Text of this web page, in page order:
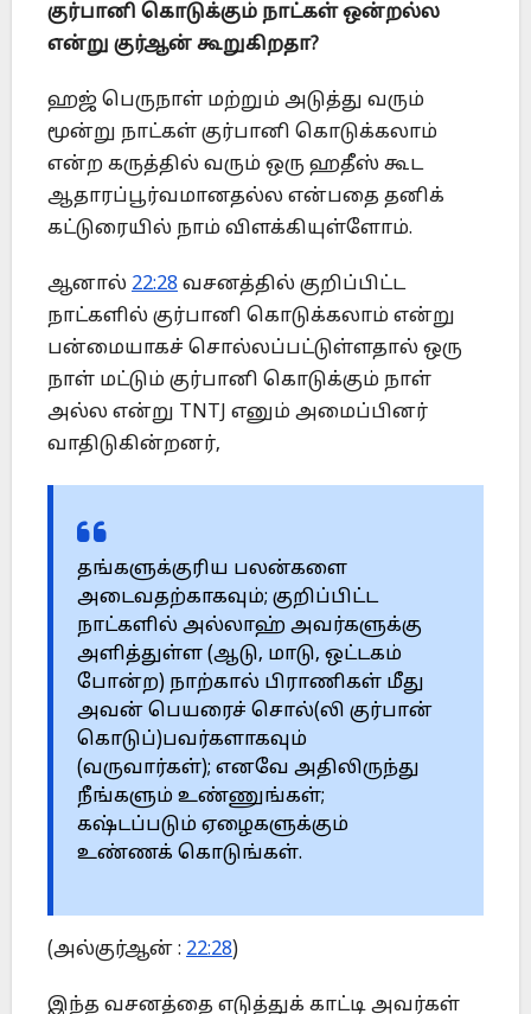
குர்பானி கொடுக்கும் நாட்கள் ஒன்றல்ல
என்று குர்ஆன் கூறுகிறதா?
ஹஜ் பெருநாள் மற்றும் அடுத்து வரும்
மூன்று நாட்கள் குர்பானி கொடுக்கலாம்
என்ற கருத்தில் வரும் ஒரு ஹதீஸ் கூட
ஆதாரப்பூர்வமானதல்ல என்பதை தனிக்
கட்டுரையில் நாம் விளக்கியுள்ளோம்.
ஆனால் 22:28 வசனத்தில் குறிப்பிட்ட
நாட்களில் குர்பானி கொடுக்கலாம் என்று
பன்மையாகச் சொல்லப்பட்டுள்ளதால் ஒரு
நாள் மட்டும் குர்பானி கொடுக்கும் நாள்
அல்ல என்று TNTJ எனும் அமைப்பினர்
வாதிடுகின்றனர்,
தங்களுக்குரிய பலன்களை
அடைவதற்காகவும்; குறிப்பிட்ட
நாட்களில் ‎அல்லாஹ் அவர்களுக்கு
அளித்துள்ள (ஆடு, மாடு, ஒட்டகம்
போன்ற) ‎நாற்கால் பிராணிகள் மீது
அவன் பெயரைச் சொல்(லி குர்பான்
‎கொடுப்)பவர்களாகவும்
(வருவார்கள்); எனவே அதிலிருந்து
நீங்களும் ‎உண்ணுங்கள்;
கஷ்டப்படும் ஏழைகளுக்கும்
உண்ணக் கொடுங்கள்.‎
‎(அல்குர்ஆன் : 22:28)‎
இந்த வசனத்தை எடுத்துக் காட்டி அவர்கள்